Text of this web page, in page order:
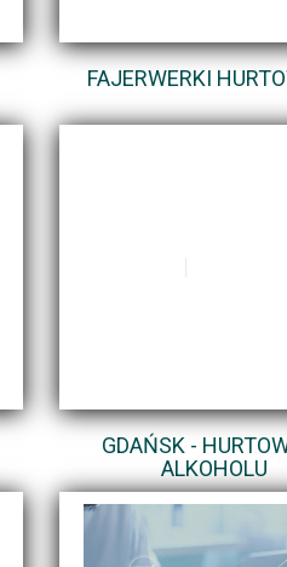
FAJERWERKI
GDAŃSK -
ALKOHOLU